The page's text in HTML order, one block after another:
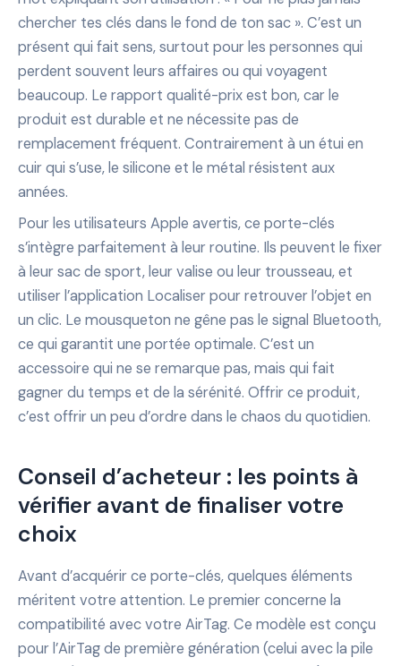
chercher tes clés dans le fond de ton sac ». C’est un
présent qui fait sens, surtout pour les personnes qui
perdent souvent leurs affaires ou qui voyagent
beaucoup. Le rapport qualité-prix est bon, car le
produit est durable et ne nécessite pas de
remplacement fréquent. Contrairement à un étui en
cuir qui s’use, le silicone et le métal résistent aux
années.
Pour les utilisateurs Apple avertis, ce porte-clés
s’intègre parfaitement à leur routine. Ils peuvent le fixer
à leur sac de sport, leur valise ou leur trousseau, et
utiliser l’application Localiser pour retrouver l’objet en
un clic. Le mousqueton ne gêne pas le signal Bluetooth,
ce qui garantit une portée optimale. C’est un
accessoire qui ne se remarque pas, mais qui fait
gagner du temps et de la sérénité. Offrir ce produit,
c’est offrir un peu d’ordre dans le chaos du quotidien.
Conseil d’acheteur : les points à
vérifier avant de finaliser votre
choix
Avant d’acquérir ce porte-clés, quelques éléments
méritent votre attention. Le premier concerne la
compatibilité avec votre AirTag. Ce modèle est conçu
pour l’AirTag de première génération (celui avec la pile